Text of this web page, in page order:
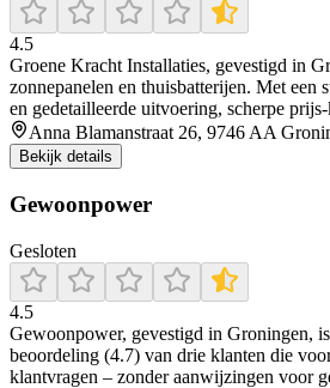
4.5
Groene Kracht Installaties, gevestigd in
zonnepanelen en thuisbatterijen. Met
en gedetailleerde uitvoering, scherpe
Anna Blamanstraat 26, 9746 AA
Bekijk details
Gewoonpower
Gesloten
4.5
Gewoonpower, gevestigd in Groningen,
beoordeling (4.7) van drie klanten die
klantvragen – zonder aanwijzingen voor